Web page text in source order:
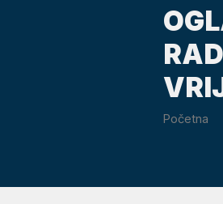
Početna